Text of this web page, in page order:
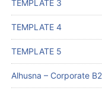
TEMPLATE 3
TEMPLATE 4
TEMPLATE 5
Alhusna – Corporate